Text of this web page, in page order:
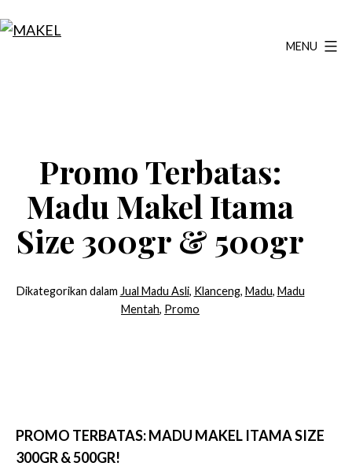
ke
MENU
Promo Terbatas:
Madu Makel Itama
Size 300gr & 500gr
Dikategorikan dalam Jual Madu Asli, Klanceng, Madu, Madu
Mentah, Promo
PROMO TERBATAS: MADU MAKEL ITAMA SIZE
300GR & 500GR!